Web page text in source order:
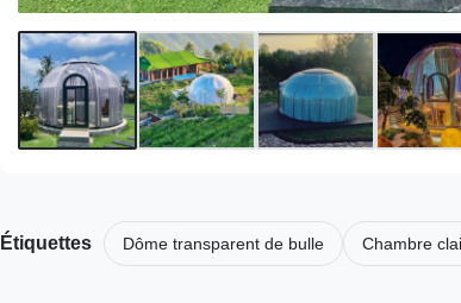
Étiquettes Dôme transparent de bulle Chambre